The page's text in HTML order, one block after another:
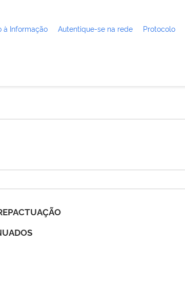
à Informação Autentique-se na rede Protocolo